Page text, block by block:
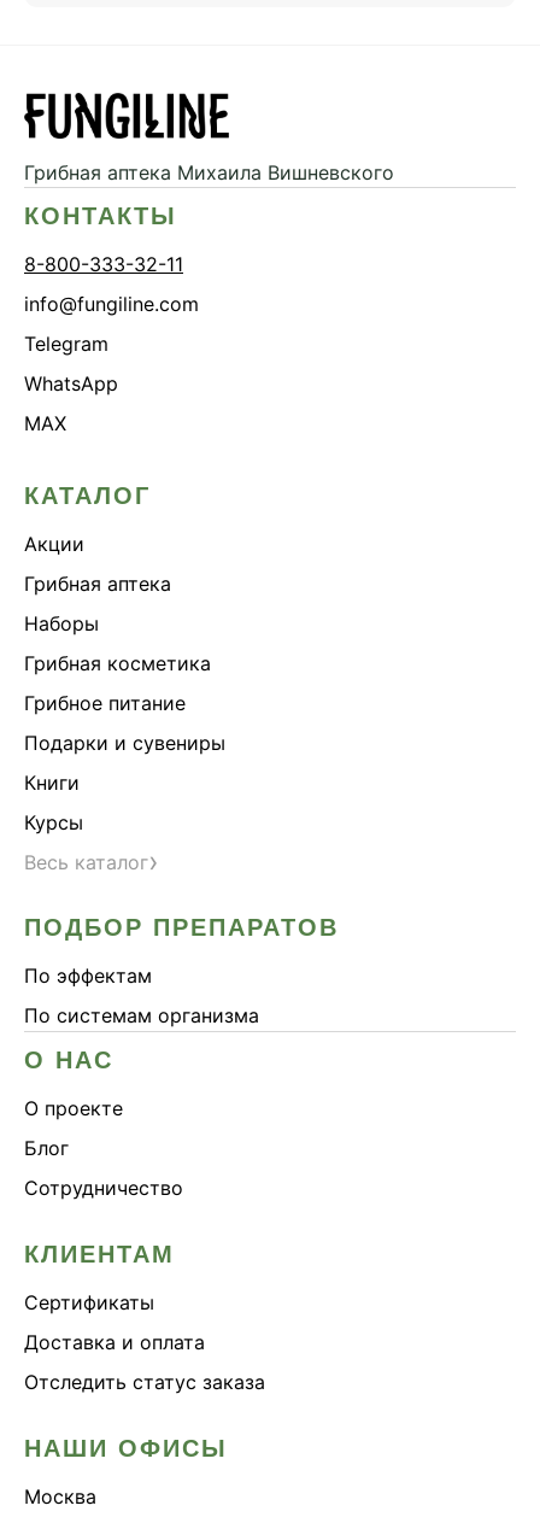
Грибная аптека Михаила Вишневского
КОНТАКТЫ
8-800-333-32-11
info@fungiline.com
Telegram
WhatsApp
MAX
КАТАЛОГ
Акции
Грибная аптека
Наборы
Грибная косметика
Грибное питание
Подарки и сувениры
Книги
Курсы
Весь каталог›
ПОДБОР ПРЕПАРАТОВ
По эффектам
По системам организма
О НАС
О проекте
Блог
Сотрудничество
КЛИЕНТАМ
Сертификаты
Доставка и оплата
Отследить статус заказа
НАШИ ОФИСЫ
Москва